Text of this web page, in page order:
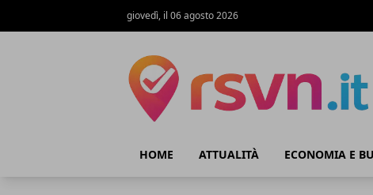
giovedì, il 06 agosto 2026
HOME ATTUALITÀ ECONOMIA E